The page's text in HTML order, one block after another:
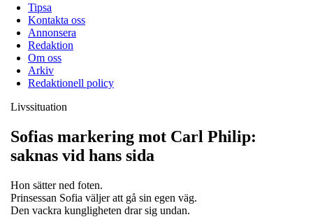
Tipsa
Kontakta oss
Annonsera
Redaktion
Om oss
Arkiv
Redaktionell policy
Livssituation
Sofias markering mot Carl Philip:
saknas vid hans sida
Hon sätter ned foten.
Prinsessan Sofia väljer att gå sin egen väg.
Den vackra kungligheten drar sig undan.